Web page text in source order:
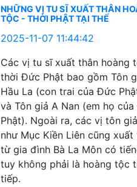
NHỮNG VỊ TU SĨ XUẤT THÂN
TỘC - THỜI PHẬT TẠI THẾ
2025-11-07 11:44:42
Các vị tu sĩ xuất thân hoàng
thời Đức Phật bao gồm Tôn
Hầu La (con trai của Đức
và Tôn giả A Nan (em họ
Phật). Ngoài ra, các vị tôn
như Mục Kiền Liên cũng xuất
từ gia đình Bà La Môn có
tuy không phải là hoàng tộc
tiếp.